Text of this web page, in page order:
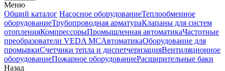
Меню
Общий каталог Насосное оборудованиеТеплообменное
оборудованиеТрубопроводная арматураКлапаны для систем
отопленияКомпрессорыПромышленная автоматикаЧастотные
преобразователи VEDA MCАвтоматикаОборудование для
промывкиСчетчики тепла и диспетчеризацияВентиляционное
оборудованиеПожарное оборудованиеРасширительные баки
Назад